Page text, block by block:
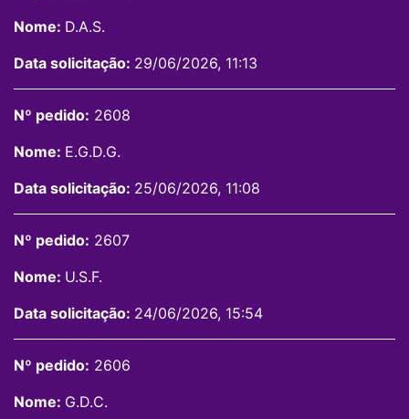
Nome: D.A.S.
Data solicitação: 29/06/2026, 11:13
Nº pedido: 2608
Nome: E.G.D.G.
Data solicitação: 25/06/2026, 11:08
Nº pedido: 2607
Nome: U.S.F.
Data solicitação: 24/06/2026, 15:54
Nº pedido: 2606
Nome: G.D.C.